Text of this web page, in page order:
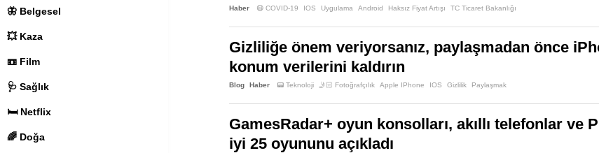
🦋 Belgesel
💥 Kaza
📼 Film
🩺 Sağlık
🛏️ Netflix
🌈 Doğa
Haber 😷 COVID-19 IOS Uygulama Android Haksız Fiyat Artışı TC Ticaret Bakanlığı
Gizliliğe önem veriyorsanız, paylaşmadan önce
konum verilerini kaldırın
Blog Haber 📟 Teknoloji 🤳🏻 Fotoğrafçılık Apple IPhone IOS Gizlilik Paylaşmak
GamesRadar+ oyun konsolları, akıllı telefonlar ve
iyi 25 oyununu açıkladı